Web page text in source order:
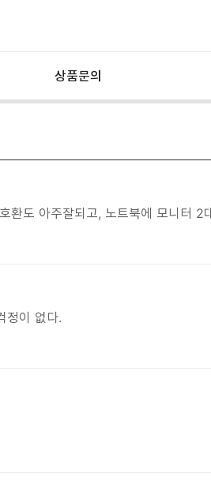
상품문의
환도 아주잘되고, 노트북에 모니터 2
정이 없다.